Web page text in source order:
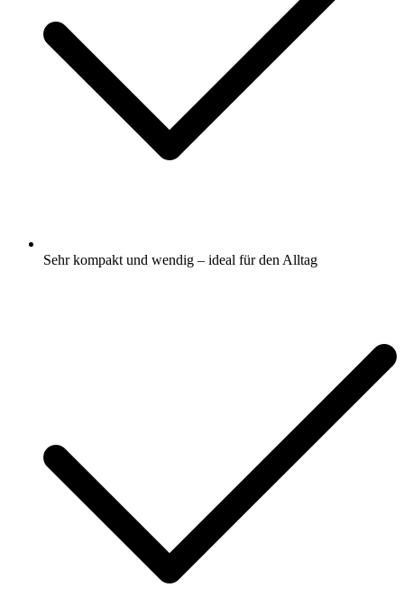
Sehr kompakt und wendig – ideal für den Alltag